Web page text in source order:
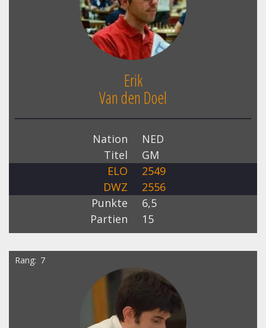
Erik
Van den Doel
Nation
NED
Titel
GM
ELO
2549
DWZ
2556
Punkte
6,5
Partien
15
Rang 7